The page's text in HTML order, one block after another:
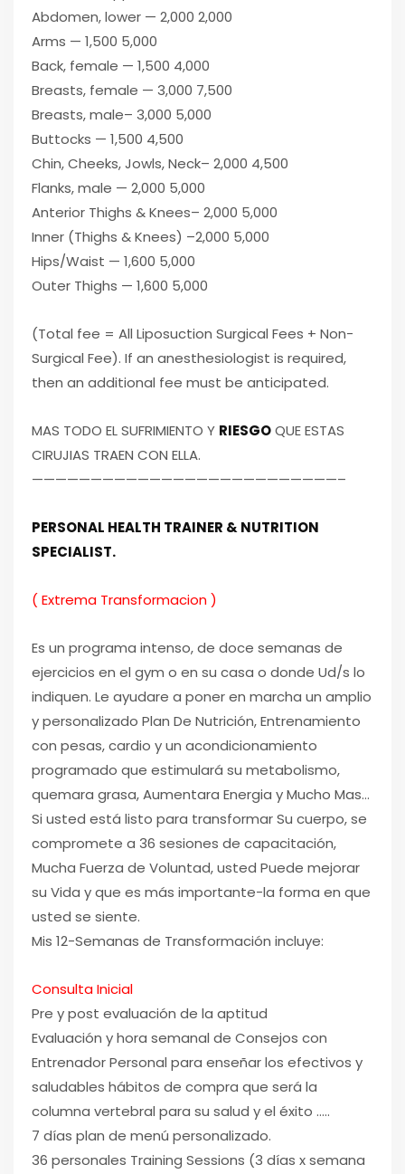
Abdomen, lower — 2,000 2,000
Arms — 1,500 5,000
Back, female — 1,500 4,000
Breasts, female — 3,000 7,500
Breasts, male– 3,000 5,000
Buttocks — 1,500 4,500
Chin, Cheeks, Jowls, Neck– 2,000 4,500
Flanks, male — 2,000 5,000
Anterior Thighs & Knees– 2,000 5,000
Inner (Thighs & Knees) –2,000 5,000
Hips/Waist — 1,600 5,000
Outer Thighs — 1,600 5,000
(Total fee = All Liposuction Surgical Fees + Non-
Surgical Fee). If an anesthesiologist is required,
then an additional fee must be anticipated.
MAS TODO EL SUFRIMIENTO Y RIESGOQUE ESTAS
CIRUJIAS TRAEN CON ELLA.
——————————————————————————–
PERSONAL HEALTH TRAINER & NUTRITION
SPECIALIST.
( Extrema Transformacion )
Es un programa intenso, de doce semanas de
ejercicios en el gym o en su casa o donde Ud/s lo
indiquen. Le ayudare a poner en marcha un amplio
y personalizado Plan De Nutrición, Entrenamiento
con pesas, cardio y un acondicionamiento
programado que estimulará su metabolismo,
quemara grasa, Aumentara Energia y Mucho Mas…
Si usted está listo para transformar Su cuerpo, se
compromete a 36 sesiones de capacitación,
Mucha Fuerza de Voluntad, usted Puede mejorar
su Vida y que es más importante-la forma en que
usted se siente.
Mis 12-Semanas de Transformación incluye:
Consulta Inicial
Pre y post evaluación de la aptitud
Evaluación y hora semanal de Consejos con
Entrenador Personal para enseñar los efectivos y
saludables hábitos de compra que será la
columna vertebral para su salud y el éxito …..
7 días plan de menú personalizado.
36 personales Training Sessions (3 días x semana